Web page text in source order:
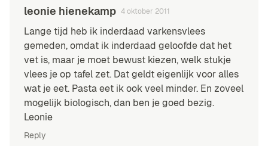
leonie hienekamp 4 oktober 2011
Lange tijd heb ik inderdaad varkensvlees
gemeden, omdat ik inderdaad geloofde dat het
vet is, maar je moet bewust kiezen, welk stukje
vlees je op tafel zet. Dat geldt eigenlijk voor alles
wat je eet. Pasta eet ik ook veel minder. En zoveel
mogelijk biologisch, dan ben je goed bezig.
Leonie
Reply